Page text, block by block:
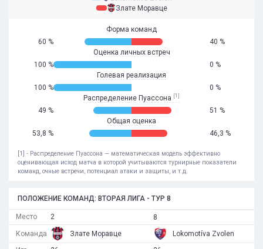
Злате Моравце
Форма команд
60 %
40 %
Оценка личных встреч
100 %
0 %
Голевая реализация
100 %
0 %
Распределение Пуассона [1]
49 %
51 %
Общая оценка
53,8 %
46,3 %
[1] - Распределение Пуассона — математическая модель эффективно
оценивающая исход матча в которой учитываются турнирные показатели
команд, очные встречи, потенциал атаки и защиты, и т.д.
ПОЛОЖЕНИЕ КОМАНД: ВТОРАЯ ЛИГА - ТУР 8
Место
Команда
2
Злате Моравце
8
Lokomotíva Zvolen